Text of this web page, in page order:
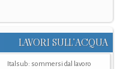
LAVORI SULL’ACQUA
Italsub: sommersi dal lavoro